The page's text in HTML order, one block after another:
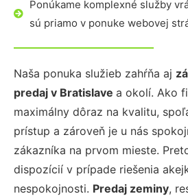
Ponúkame komplexné služby
sú priamo v ponuke webovej
Naša ponuka služieb zahŕňa aj
predaj v Bratislave a okolí. Ako
maximálny dôraz na kvalitu,
prístup a zároveň je u nás
zákazníka na prvom mieste.
dispozícií v prípade riešenia
nespokojnosti. Predaj zeminy,